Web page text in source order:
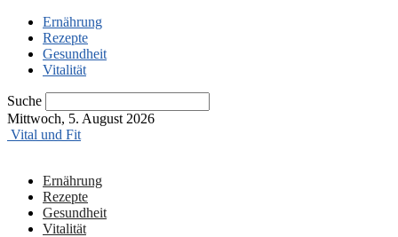
Ernährung
Rezepte
Gesundheit
Vitalität
Suche
Mittwoch, 5. August 2026
Vital und Fit
Ernährung
Rezepte
Gesundheit
Vitalität